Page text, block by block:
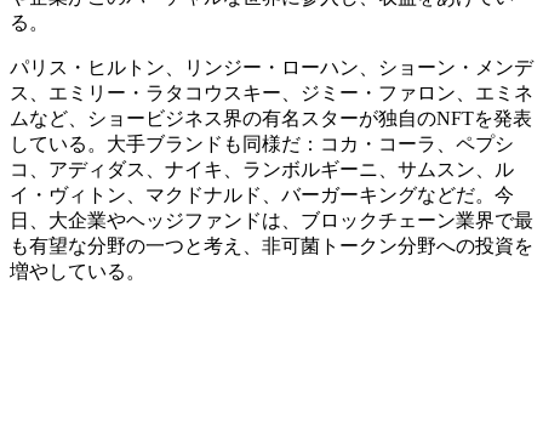
る。
パリス・ヒルトン、リンジー・ローハン、ショーン・メンデ
ス、エミリー・ラタコウスキー、ジミー・ファロン、エミネ
ムなど、ショービジネス界の有名スターが独自のNFTを発表
している。大手ブランドも同様だ：コカ・コーラ、ペプシ
コ、アディダス、ナイキ、ランボルギーニ、サムスン、ル
イ・ヴィトン、マクドナルド、バーガーキングなどだ。今
日、大企業やヘッジファンドは、ブロックチェーン業界で最
も有望な分野の一つと考え、非可菌トークン分野への投資を
増やしている。